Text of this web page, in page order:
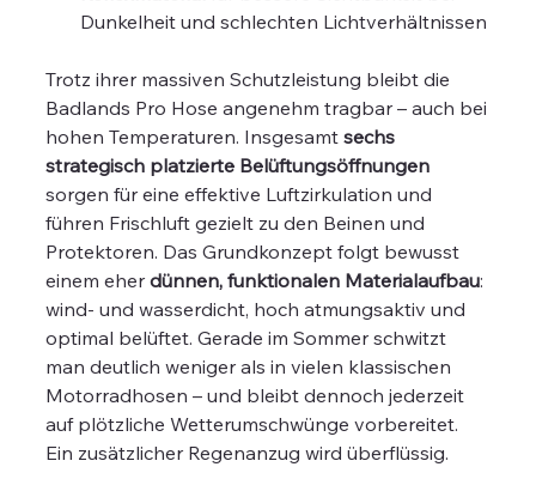
Dunkelheit und schlechten Lichtverhältnissen
Trotz ihrer massiven Schutzleistung bleibt die
Badlands Pro Hose angenehm tragbar – auch bei
hohen Temperaturen. Insgesamtsechs
strategisch platzierte Belüftungsöffnungen
sorgen für eine effektive Luftzirkulation und
führen Frischluft gezielt zu den Beinen und
Protektoren. Das Grundkonzept folgt bewusst
einem eherdünnen, funktionalen Materialaufbau:
wind- und wasserdicht, hoch atmungsaktiv und
optimal belüftet. Gerade im Sommer schwitzt
man deutlich weniger als in vielen klassischen
Motorradhosen – und bleibt dennoch jederzeit
auf plötzliche Wetterumschwünge vorbereitet.
Ein zusätzlicher Regenanzug wird überflüssig.